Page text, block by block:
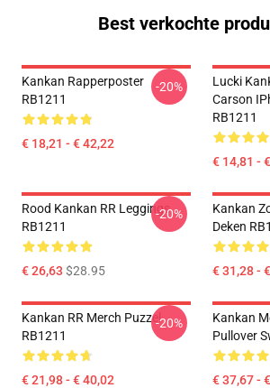
Best verkochte
Kankan Rapperposter
RB1211
€ 18,21 - € 42,22
-20%
Lucki
Carson
RB1211
€ 14,81 -
Rood Kankan RR Leggings
RB1211
€ 26,63 $28.95
-20%
Kankan
Deken
€ 31,28 -
Kankan RR Merch Puzzel
RB1211
€ 21,98 - € 40,02
-20%
Kankan
Pullover
€ 37,67 -